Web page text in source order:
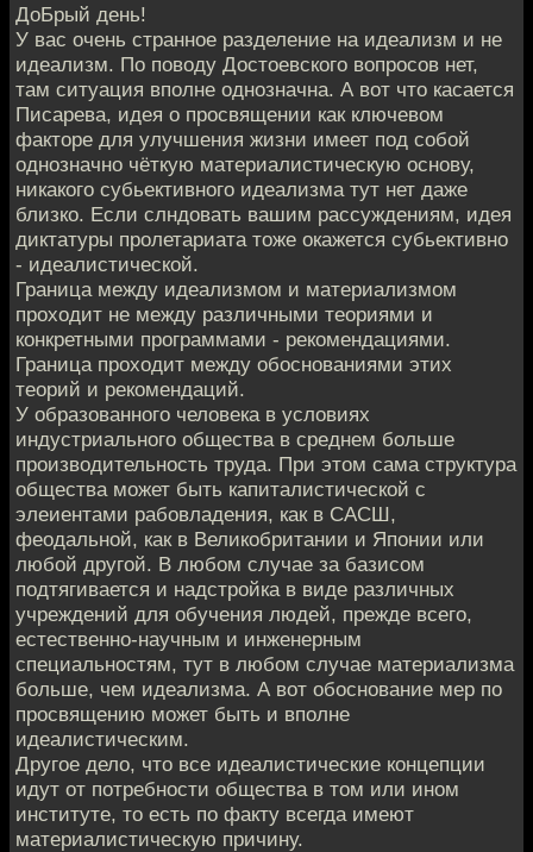
ДоБрый день!
У вас очень странное разделение на идеализм и не
идеализм. По поводу Достоевского вопросов нет,
там ситуация вполне однозначна. А вот что касается
Писарева, идея о просвящении как ключевом
факторе для улучшения жизни имеет под собой
однозначно чёткую материалистическую основу,
никакого субьективного идеализма тут нет даже
близко. Если слндовать вашим рассуждениям, идея
диктатуры пролетариата тоже окажется субьективно
- идеалистической.
Граница между идеализмом и материализмом
проходит не между различными теориями и
конкретными программами - рекомендациями.
Граница проходит между обоснованиями этих
теорий и рекомендаций.
У образованного человека в условиях
индустриального общества в среднем больше
производительность труда. При этом сама структура
общества может быть капиталистической с
элеиентами рабовладения, как в САСШ,
феодальной, как в Великобритании и Японии или
любой другой. В любом случае за базисом
подтягивается и надстройка в виде различных
учреждений для обучения людей, прежде всего,
естественно-научным и инженерным
специальностям, тут в любом случае материализма
больше, чем идеализма. А вот обоснование мер по
просвящению может быть и вполне
идеалистическим.
Другое дело, что все идеалистические концепции
идут от потребности общества в том или ином
институте, то есть по факту всегда имеют
материалистическую причину.